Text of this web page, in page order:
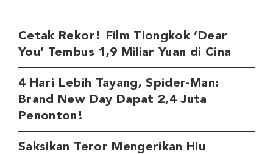
Cetak Rekor! Film Tiongkok ‘Dear
You’ Tembus 1,9 Miliar Yuan di Cina
4 Hari Lebih Tayang, Spider-Man:
Brand New Day Dapat 2,4 Juta
Penonton!
Saksikan Teror Mengerikan Hiu